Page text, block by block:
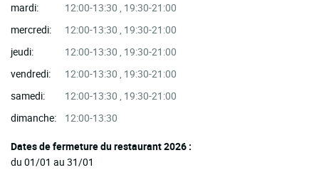
mardi:
12:00-13:30 , 19:30-21:00
mercredi:
12:00-13:30 , 19:30-21:00
jeudi:
12:00-13:30 , 19:30-21:00
vendredi:
12:00-13:30 , 19:30-21:00
samedi:
12:00-13:30 , 19:30-21:00
dimanche:
12:00-13:30
Dates de fermeture du restaurant 2026 :
du 01/01 au 31/01